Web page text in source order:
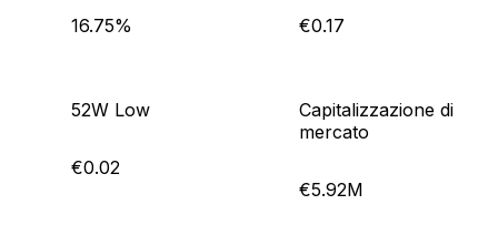
16.75% €0.17
52W Low
€0.02
Capitalizzazione di
mercato
€5.92M